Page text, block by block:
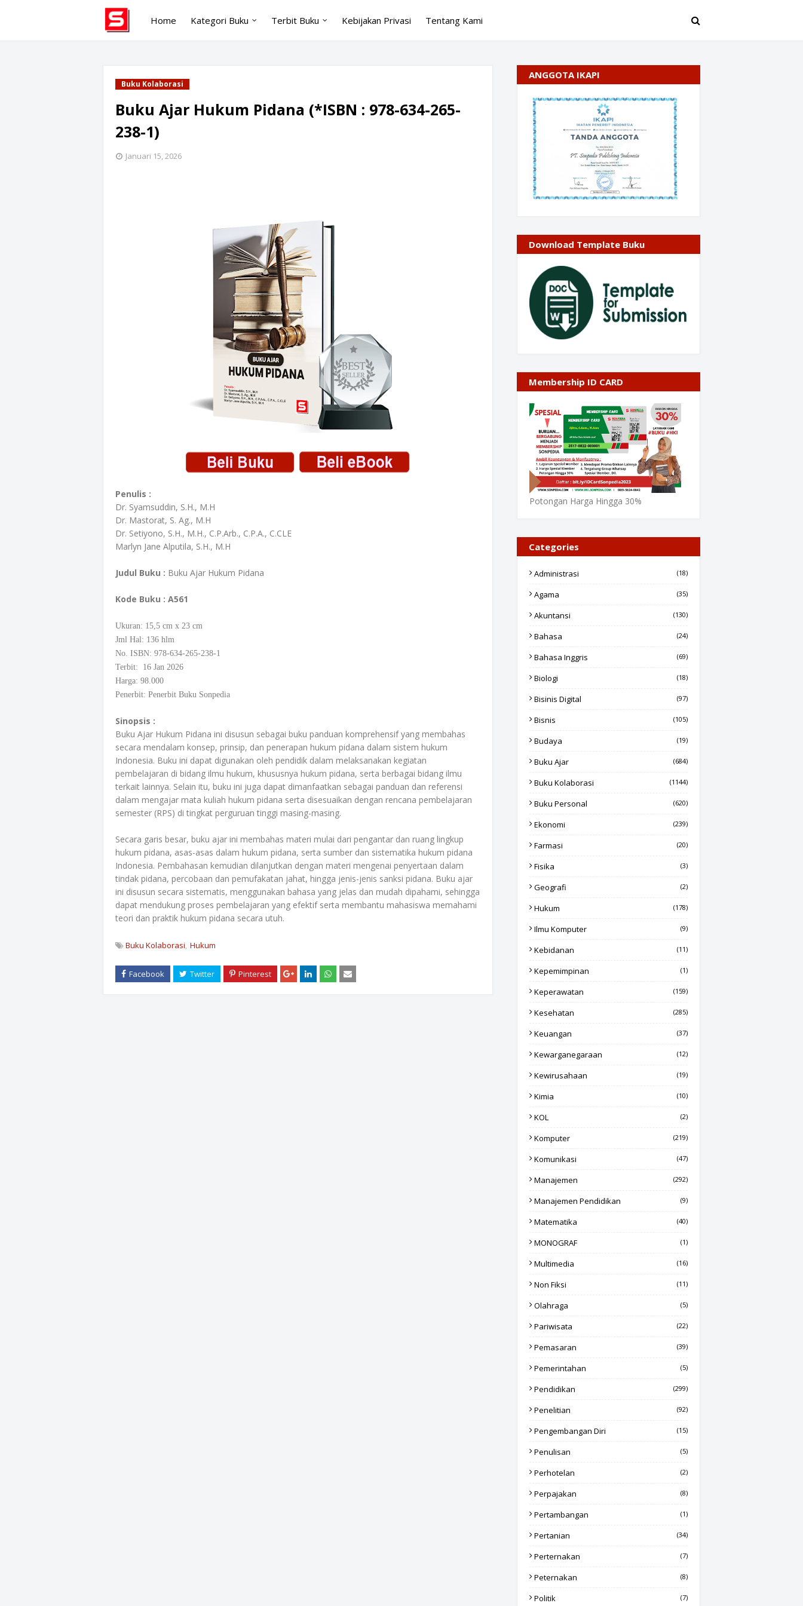
Home Kategori Buku Terbit Buku Kebijakan Privasi Tentang Kami
Buku Kolaborasi
Buku Ajar Hukum Pidana (*ISBN : 978-634-265-
238-1)
Januari 15, 2026
Penulis :
Dr. Syamsuddin, S.H., M.H
Dr. Mastorat, S. Ag., M.H
Dr. Setiyono, S.H., M.H., C.P.Arb., C.P.A., C.CLE
Marlyn Jane Alputila, S.H., M.H
Judul Buku : Buku Ajar Hukum Pidana
Kode Buku : A561
Ukuran: 15,5 cm x 23 cm
Jml Hal: 136 hlm
No. ISBN: 978-634-265-238-1
Terbit: 16 Jan 2026
Harga: 98.000
Penerbit: Penerbit Buku Sonpedia
Sinopsis :
Buku Ajar Hukum Pidana ini disusun sebagai buku panduan komprehensif yang membahas
secara mendalam konsep, prinsip, dan penerapan hukum pidana dalam sistem hukum
Indonesia. Buku ini dapat digunakan oleh pendidik dalam melaksanakan kegiatan
pembelajaran di bidang ilmu hukum, khususnya hukum pidana, serta berbagai bidang ilmu
terkait lainnya. Selain itu, buku ini juga dapat dimanfaatkan sebagai panduan dan referensi
dalam mengajar mata kuliah hukum pidana serta disesuaikan dengan rencana pembelajaran
semester (RPS) di tingkat perguruan tinggi masing-masing.
Secara garis besar, buku ajar ini membahas materi mulai dari pengantar dan ruang lingkup
hukum pidana, asas-asas dalam hukum pidana, serta sumber dan sistematika hukum pidana
Indonesia. Pembahasan kemudian dilanjutkan dengan materi mengenai penyertaan dalam
tindak pidana, percobaan dan pemufakatan jahat, hingga jenis-jenis sanksi pidana. Buku ajar
ini disusun secara sistematis, menggunakan bahasa yang jelas dan mudah dipahami, sehingga
dapat mendukung proses pembelajaran yang efektif serta membantu mahasiswa memahami
teori dan praktik hukum pidana secara utuh.
Buku Kolaborasi Hukum
ANGGOTA IKAPI
Download Template Buku
Membership ID CARD
Potongan Harga Hingga 30%
Categories
Administrasi (18)
Agama (35)
Akuntansi (130)
Bahasa (24)
Bahasa Inggris (69)
Biologi (18)
Bisinis Digital (97)
Bisnis (105)
Budaya (19)
Buku Ajar (684)
Buku Kolaborasi (1144)
Buku Personal (620)
Ekonomi (239)
Farmasi (20)
Fisika (3)
Geografi (2)
Hukum (178)
Ilmu Komputer (9)
Kebidanan (11)
Kepemimpinan (1)
Keperawatan (159)
Kesehatan (285)
Keuangan (37)
Kewarganegaraan (12)
Kewirusahaan (19)
Kimia (10)
KOL (2)
Komputer (219)
Komunikasi (47)
Manajemen (292)
Manajemen Pendidikan (9)
Matematika (40)
MONOGRAF (1)
Multimedia (16)
Non Fiksi (11)
Olahraga (5)
Pariwisata (22)
Pemasaran (39)
Pemerintahan (5)
Pendidikan (299)
Penelitian (92)
Pengembangan Diri (15)
Penulisan (5)
Perhotelan (2)
Perpajakan (8)
Pertambangan (1)
Pertanian (34)
Perternakan (7)
Peternakan (8)
Politik (7)